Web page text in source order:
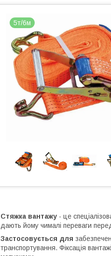
5т/6м
Стяжка вантажу - це
дають йому чималі переваги
Застосовується для
транспортування. Фіксація